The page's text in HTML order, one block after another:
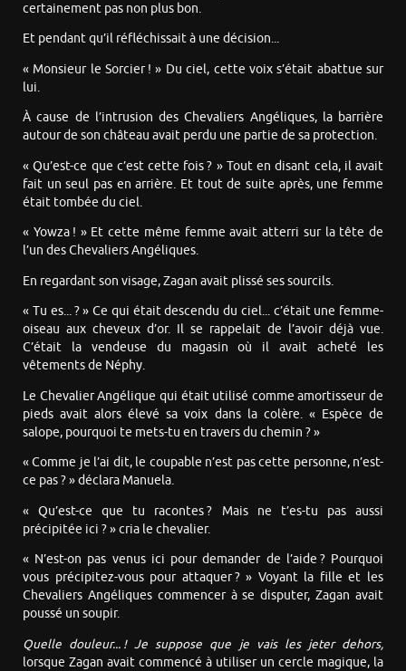
certainement pas non plus bon.
Et pendant qu’il réfléchissait à une décision...
« Monsieur le Sorcier ! » Du ciel, cette voix s’était abattue sur
lui.
À cause de l’intrusion des Chevaliers Angéliques, la barrière
autour de son château avait perdu une partie de sa protection.
« Qu’est-ce que c’est cette fois ? » Tout en disant cela, il avait
fait un seul pas en arrière. Et tout de suite après, une femme
était tombée du ciel.
« Yowza ! » Et cette même femme avait atterri sur la tête de
l’un des Chevaliers Angéliques.
En regardant son visage, Zagan avait plissé ses sourcils.
« Tu es... ? » Ce qui était descendu du ciel... c’était une femme-
oiseau aux cheveux d’or. Il se rappelait de l’avoir déjà vue.
C’était la vendeuse du magasin où il avait acheté les
vêtements de Néphy.
Le Chevalier Angélique qui était utilisé comme amortisseur de
pieds avait alors élevé sa voix dans la colère. « Espèce de
salope, pourquoi te mets-tu en travers du chemin ? »
« Comme je l’ai dit, le coupable n’est pas cette personne, n’est-
ce pas ? » déclara Manuela.
« Qu’est-ce que tu racontes ? Mais ne t’es-tu pas aussi
précipitée ici ? » cria le chevalier.
« N’est-on pas venus ici pour demander de l’aide ? Pourquoi
vous précipitez-vous pour attaquer ? » Voyant la fille et les
Chevaliers Angéliques commencer à se disputer, Zagan avait
poussé un soupir.
Quelle douleur... ! Je suppose que je vais les jeter dehors,
lorsque Zagan avait commencé à utiliser un cercle magique, la